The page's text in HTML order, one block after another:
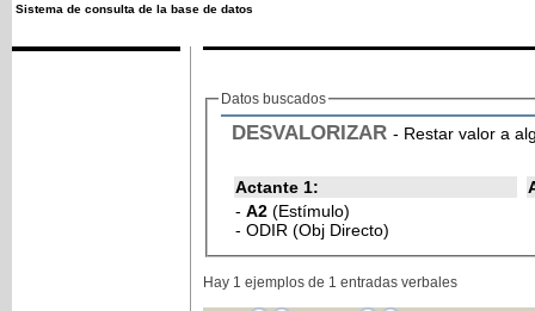
Sistema de consulta de la base de datos
Datos buscados
DESVALORIZAR - Restar valor a
Actante 1:
- A2 (Estímulo)
- ODIR (Obj Directo)
Hay 1 ejemplos de 1 entradas verbales